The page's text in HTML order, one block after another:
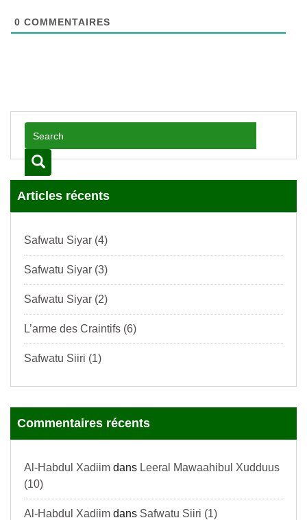
0 COMMENTAIRES
Articles récents
Safwatu Siyar (4)
Safwatu Siyar (3)
Safwatu Siyar (2)
L’arme des Craintifs (6)
Safwatu Siiri (1)
Commentaires récents
Al-Habdul Xadiimdans Leeral Mawaahibul Xudduus
(10)
Al-Habdul Xadiimdans Safwatu Siiri (1)